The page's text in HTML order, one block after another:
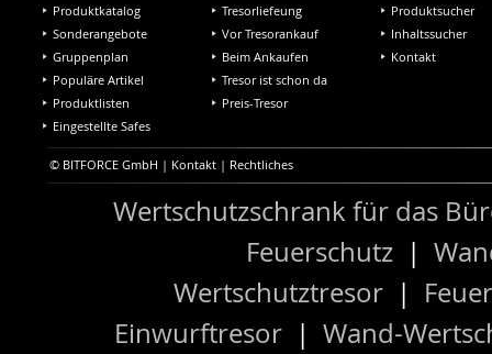
Produktkatalog
Sonderangebote
Gruppenplan
Populäre Artikel
Produktlisten
Eingestellte Safes
Tresorliefeung
Vor Tresorankauf
Beim Ankaufen
Tresor ist schon da
Preis-Tresor
Produktsucher
Inhaltssucher
Kontakt
© BITFORCE GmbH | Kontakt | Rechtliches
Wertschutzschrank für das
Feuerschutz |
Wertschutztresor|
Einwurftresor| Wand-